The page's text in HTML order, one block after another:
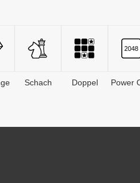
Schach Doppel Power